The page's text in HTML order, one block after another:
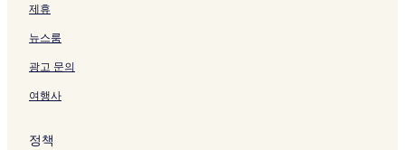
제휴
뉴스룸
광고 문의
여행사
정책